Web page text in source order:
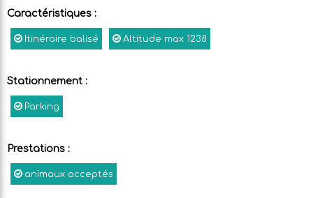
Caractéristiques :
Itinéraire balisé Altitude max 1238
Stationnement :
Parking
Prestations :
animaux acceptés